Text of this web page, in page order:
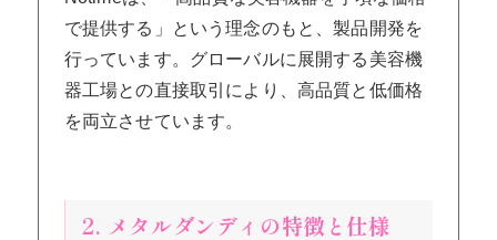
で提供する」という理念のもと、製品開発を
行っています。グローバルに展開する美容機
器工場との直接取引により、高品質と低価格
を両立させています。
2. メタルダンディの特徴と仕様